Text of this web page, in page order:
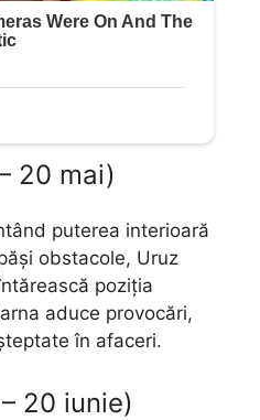
20 mai)
puterea interioară
obstacole, Uruz
poziția
aduce provocări,
în afaceri.
20 iunie)